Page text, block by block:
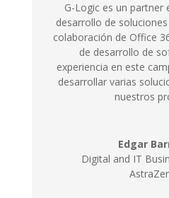
G-Logic es un partner
desarrollo de
colaboración de Office
de desarrollo de
experiencia en este
desarrollar varias
nuestros
Edgar
Digital and IT